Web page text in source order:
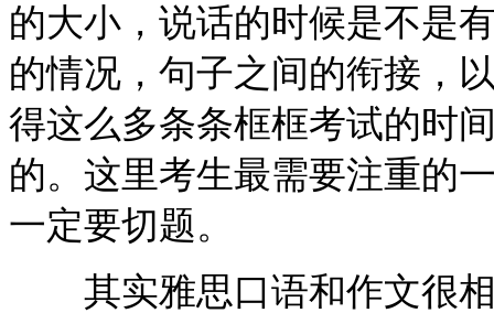
的大小，说话的时候是不是
的情况，句子之间的衔接，
得这么多条条框框考试的时
的。这里考生最需要注重的
一定要切题。
其实雅思口语和作文很相